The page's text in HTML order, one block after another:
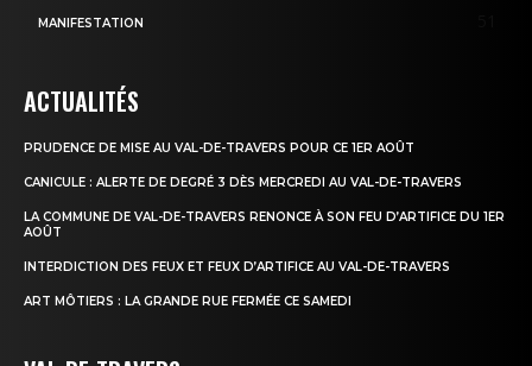
MANIFESTATION
ACTUALITÉS
PRUDENCE DE MISE AU VAL-DE-TRAVERS POUR CE 1ER AOÛT
CANICULE : ALERTE DE DEGRÉ 3 DÈS MERCREDI AU VAL-DE-TRAVERS
LA COMMUNE DE VAL-DE-TRAVERS RENONCE À SON FEU D’ARTIFICE DU 1ER
AOÛT
INTERDICTION DES FEUX ET FEUX D’ARTIFICE AU VAL-DE-TRAVERS
ART MÔTIERS : LA GRANDE RUE FERMÉE CE SAMEDI